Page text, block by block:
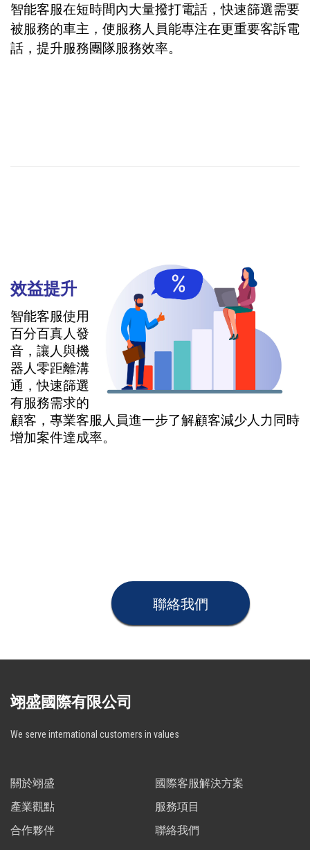
智能客服在短時間內大量撥打電話，快速篩選需要
被服務的車主，使服務人員能專注在更重要客訴電
話，提升服務團隊服務效率。
效益提升
智能客服使用
百分百真人發
音，讓人與機
器人零距離溝
通，快速篩選
有服務需求的
顧客，專業客服人員進一步了解顧客減少人力同時
增加案件達成率。
聯絡我們
翊盛國際有限公司
We serve international customers in values
關於翊盛
國際客服解決方案
產業觀點
服務項目
合作夥伴
聯絡我們